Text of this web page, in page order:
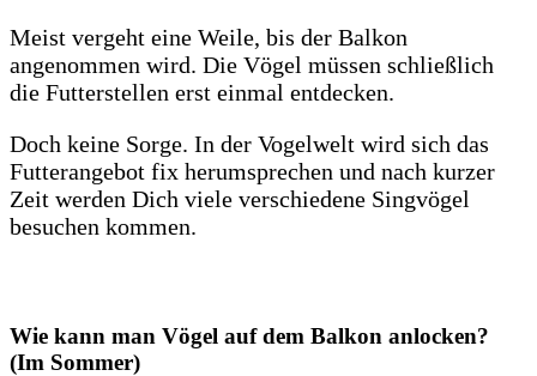
Meist vergeht eine Weile, bis der Balkon
angenommen wird. Die Vögel müssen schließlich
die Futterstellen erst einmal entdecken.
Doch keine Sorge. In der Vogelwelt wird sich das
Futterangebot fix herumsprechen und nach kurzer
Zeit werden Dich viele verschiedene Singvögel
besuchen kommen.
Wie kann man Vögel auf dem Balkon anlocken?
(Im Sommer)